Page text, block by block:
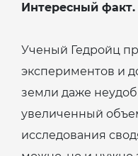
Интересный факт.
Ученый Гедройц
экспериментов и
земли даже
увеличенный
исследования